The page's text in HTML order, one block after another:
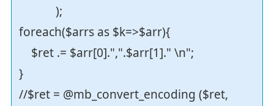
);
foreach($arrs as $k=>$arr){
$ret .= $arr[0].",".$arr[1]." \n";
}
//$ret = @mb_convert_encoding ($ret,